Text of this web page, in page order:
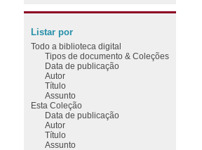
Listar por
Todo a biblioteca digital
Tipos de documento & Coleções
Data de publicação
Autor
Título
Assunto
Esta Coleção
Data de publicação
Autor
Título
Assunto